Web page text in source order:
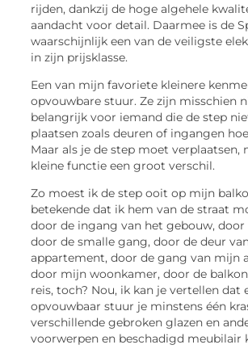
rijden, dankzij de hoge algehele
aandacht voor detail. Daarmee is de
waarschijnlijk een van de veiligste
in zijn prijsklasse.
Een van mijn favoriete kleinere
opvouwbare stuur. Ze zijn misschien
belangrijk voor iemand die de step
plaatsen zoals deuren of ingangen
Maar als je de step moet verplaatsen,
kleine functie een groot verschil.
Zo moest ik de step ooit op mijn
betekende dat ik hem van de straat
door de ingang van het gebouw,
door de smalle gang, door de deur
appartement, door de gang van mijn
door mijn woonkamer, door de
reis, toch? Nou, ik kan je vertellen dat
opvouwbaar stuur je minstens één
verschillende gebroken glazen en
voorwerpen en beschadigd meubilair